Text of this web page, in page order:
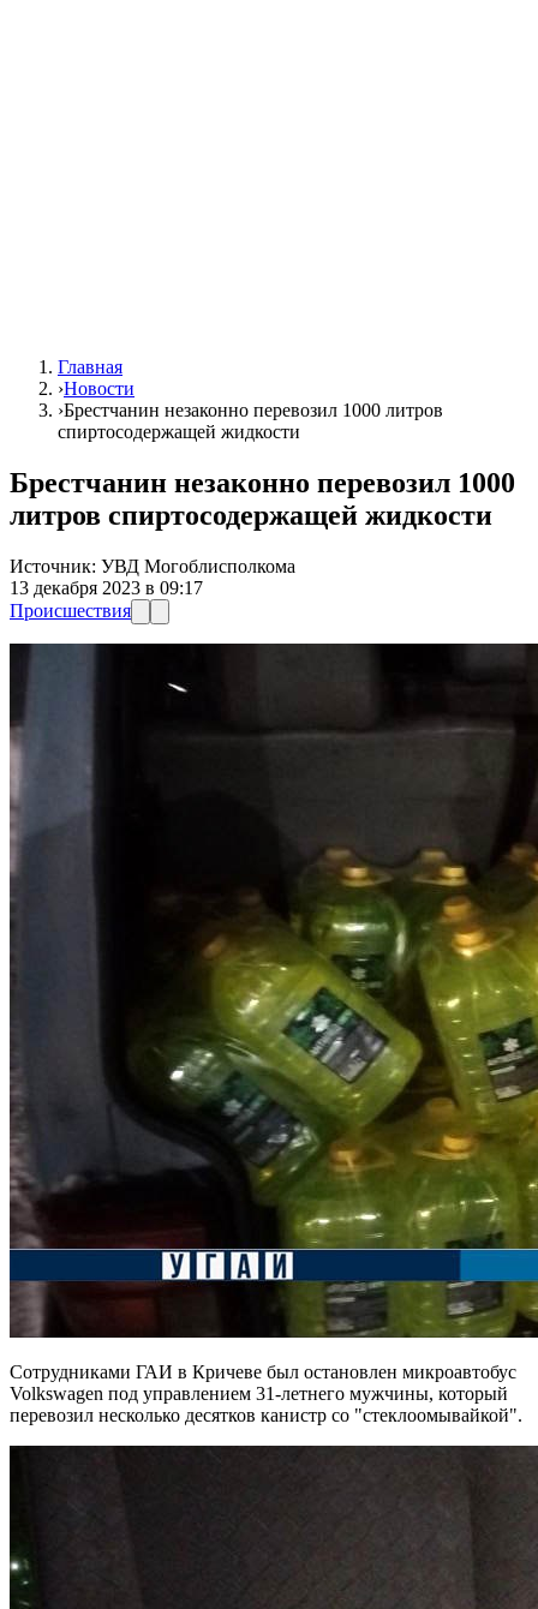
Главная
›Новости
›Брестчанин незаконно перевозил 1000 литров
спиртосодержащей жидкости
Брестчанин незаконно перевозил 1000
литров спиртосодержащей жидкости
Источник: УВД Могоблисполкома
13 декабря 2023 в 09:17
Происшествия
Сотрудниками ГАИ в Кричеве был остановлен микроавтобус
Volkswagen под управлением 31-летнего мужчины, который
перевозил несколько десятков канистр со "стеклоомывайкой".